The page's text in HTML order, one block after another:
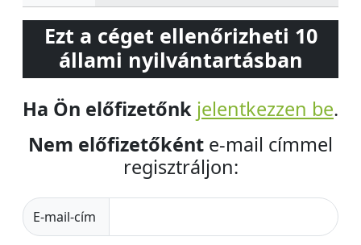
Ezt a céget ellenőrizheti 10
állami nyilvántartásban
Ha Ön előfizetőnk jelentkezzen be.
Nem előfizetőként e-mail címmel
regisztráljon:
E-mail-cím